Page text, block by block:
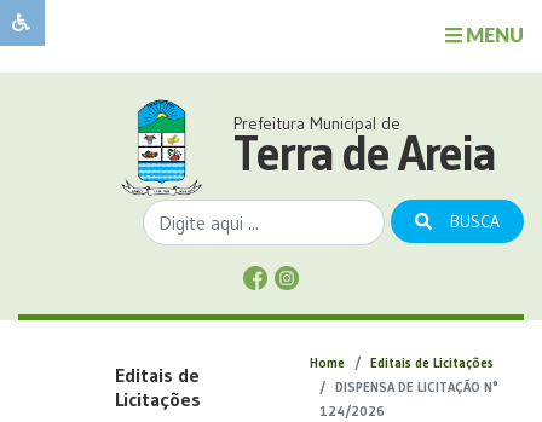
MENU
Sobre
Sobre
Prefeitura Municipal de
Terra de Areia
BUSCA
Editais de
Licitações
Home
Editais de Licitações
DISPENSA DE LICITAÇÃO N°
124/2026